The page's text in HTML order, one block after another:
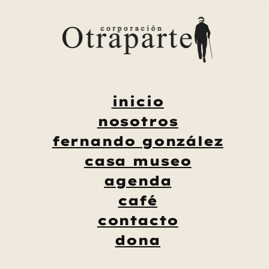
inicio
nosotros
fernando gonzález
casa museo
agenda
café
contacto
dona